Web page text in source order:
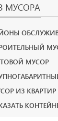
МУСОРА
МУСОР
ИЗ КВАРТИР